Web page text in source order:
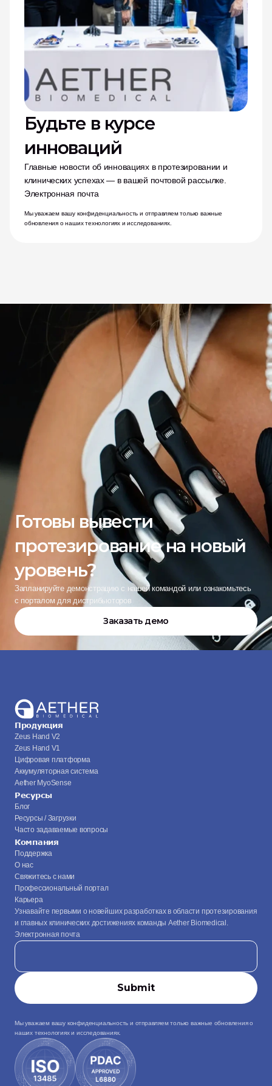
Будьте в курсе
инноваций
Главные новости об инновациях в протезировании и
клинических успехах — в вашей почтовой рассылке.
Электронная почта
Мы уважаем вашу конфиденциальность и отправляем только важные
обновления о наших технологиях и исследованиях.
Готовы вывести
протезирование на новый
уровень?
Запланируйте демонстрацию с нашей командой или ознакомьтесь
с порталом для дистрибьюторов
Заказать демо
Продукция
Zeus Hand V2
Zeus Hand V1
Цифровая платформа
Аккумуляторная система
Aether MyoSense
Ресурсы
Блог
Ресурсы / Загрузки
Часто задаваемые вопросы
Компания
Поддержка
О нас
Свяжитесь с нами
Профессиональный портал
Карьера
Узнавайте первыми о новейших разработках в области протезирования
и главных клинических достижениях команды Aether Biomedical.
Электронная почта
Мы уважаем вашу конфиденциальность и отправляем только важные обновления о
наших технологиях и исследованиях.